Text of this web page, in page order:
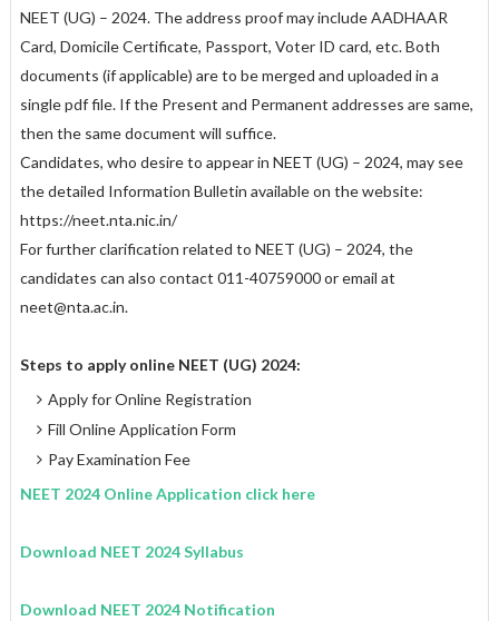
NEET (UG) – 2024. The address proof may include AADHAAR
Card, Domicile Certificate, Passport, Voter ID card, etc. Both
documents (if applicable) are to be merged and uploaded in a
single pdf file. If the Present and Permanent addresses are same,
then the same document will suffice.
Candidates, who desire to appear in NEET (UG) – 2024, may see
the detailed Information Bulletin available on the website:
https://neet.nta.nic.in/
For further clarification related to NEET (UG) – 2024, the
candidates can also contact 011-40759000 or email at
neet@nta.ac.in.
Steps to apply online NEET (UG) 2024:
Apply for Online Registration
Fill Online Application Form
Pay Examination Fee
NEET 2024 Online Application click here
Download NEET 2024 Syllabus
Download NEET 2024 Notification